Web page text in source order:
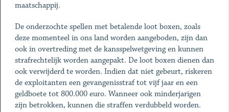
maatschappij.
De onderzochte spellen met betalende loot boxen, zoals
deze momenteel in ons land worden aangeboden, zijn dan
ook in overtreding met de kansspelwetgeving en kunnen
strafrechtelijk worden aangepakt. De loot boxen dienen dan
ook verwijderd te worden. Indien dat niet gebeurt, riskeren
de exploitanten een gevangenisstraf tot vijf jaar en een
geldboete tot 800.000 euro. Wanneer ook minderjarigen
zijn betrokken, kunnen die straffen verdubbeld worden.